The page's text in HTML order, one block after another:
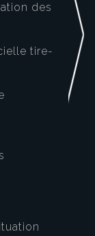
des
tire-